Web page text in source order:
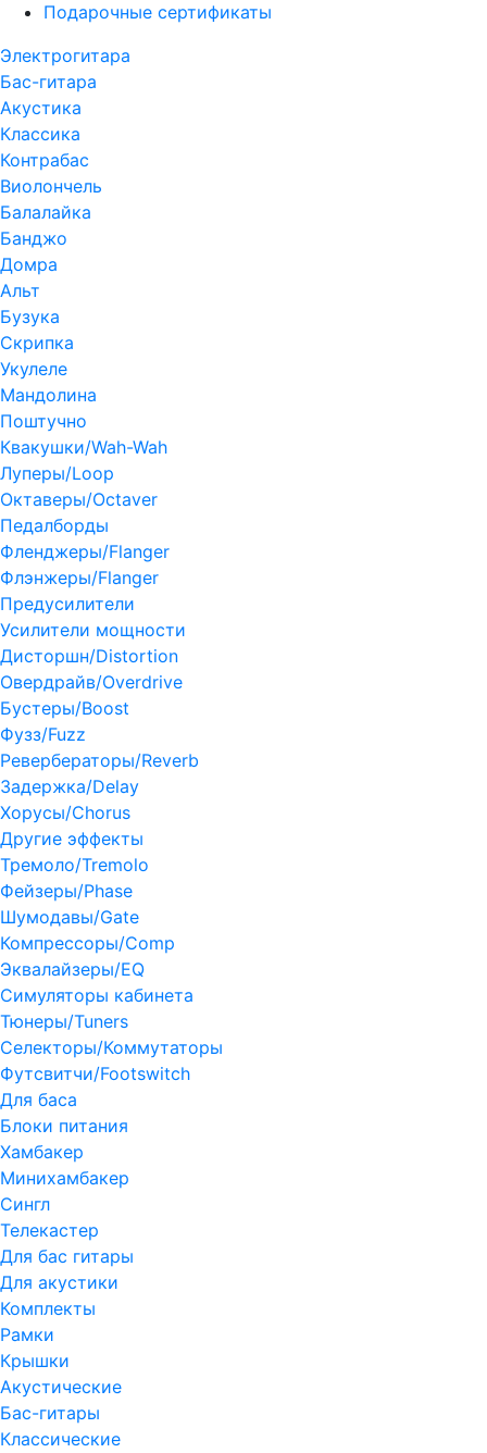
Подарочные сертификаты
Электрогитара
Бас-гитара
Акустика
Классика
Контрабас
Виолончель
Балалайка
Банджо
Домра
Альт
Бузука
Скрипка
Укулеле
Мандолина
Поштучно
Квакушки/Wah-Wah
Луперы/Loop
Октаверы/Octaver
Педалборды
Фленджеры/Flanger
Флэнжеры/Flanger
Предусилители
Усилители мощности
Дисторшн/Distortion
Овердрайв/Overdrive
Бустеры/Boost
Фузз/Fuzz
Ревербераторы/Reverb
Задержка/Delay
Хорусы/Chorus
Другие эффекты
Тремоло/Tremolo
Фейзеры/Phase
Шумодавы/Gate
Компрессоры/Comp
Эквалайзеры/EQ
Симуляторы кабинета
Тюнеры/Tuners
Селекторы/Коммутаторы
Футсвитчи/Footswitch
Для баса
Блоки питания
Хамбакер
Минихамбакер
Сингл
Телекастер
Для бас гитары
Для акустики
Комплекты
Рамки
Крышки
Акустические
Бас-гитары
Классические